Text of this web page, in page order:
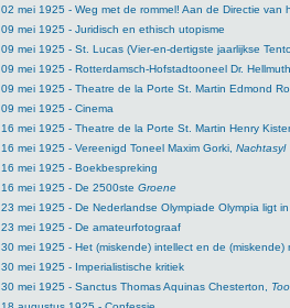
02 mei 1925 - Weg met de rommel! Aan de Directie van
09 mei 1925 - Juridisch en ethisch utopisme
09 mei 1925 - St. Lucas (Vier-en-dertigste jaarlijkse
09 mei 1925 - Rotterdamsch-Hofstadtooneel Dr.
09 mei 1925 - Theatre de la Porte St. Martin Edmond
09 mei 1925 - Cinema
16 mei 1925 - Theatre de la Porte St. Martin Henry
16 mei 1925 - Vereenigd Toneel Maxim Gorki, Nachtasyl
16 mei 1925 - Boekbespreking
16 mei 1925 - De 2500ste Groene
23 mei 1925 - De Nederlandse Olympiade Olympia ligt
23 mei 1925 - De amateurfotograaf
30 mei 1925 - Het (miskende) intellect en de (miskende)
30 mei 1925 - Imperialistische kritiek
30 mei 1925 - Sanctus Thomas Aquinas Chesterton,